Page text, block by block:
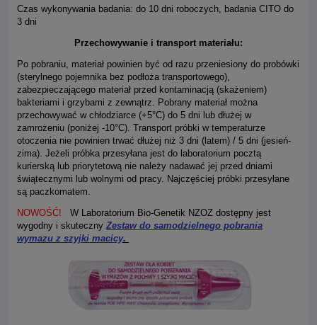
Czas wykonywania badania: do 10 dni roboczych, badania CITO do
3 dni
Przechowywanie i transport materiału:
Po pobraniu, materiał powinien być od razu przeniesiony do probówki
(sterylnego pojemnika bez podłoża transportowego),
zabezpieczającego materiał przed kontaminacją (skażeniem)
bakteriami i grzybami z zewnątrz. Pobrany materiał można
przechowywać w chłodziarce (+5°C) do 5 dni lub dłużej w
zamrożeniu (poniżej -10°C). Transport próbki w temperaturze
otoczenia nie powinien trwać dłużej niż 3 dni (latem) / 5 dni (jesień-
zima). Jeżeli próbka przesyłana jest do laboratorium pocztą
kurierską lub priorytetową nie należy nadawać jej przed dniami
świątecznymi lub wolnymi od pracy. Najczęściej próbki przesyłane
są paczkomatem.
NOWOŚĆ!
W Laboratorium Bio-Genetik NZOZ dostępny jest
wygodny i skuteczny Zestaw do samodzielnego pobrania
wymazu z szyjki macicy.